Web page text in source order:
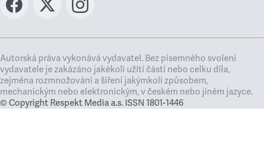
Autorská práva vykonává vydavatel. Bez písemného svolení
vydavatele je zakázáno jakékoli užití částí nebo celku díla,
zejména rozmnožování a šíření jakýmkoli způsobem,
mechanickým nebo elektronickým, v českém nebo jiném jazyce.
© Copyright Respekt Media a.s. ISSN 1801-1446